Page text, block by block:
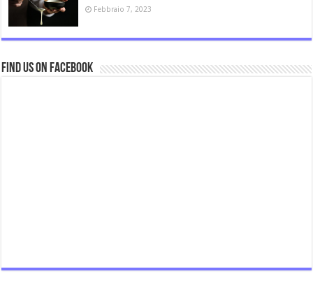
Febbraio 7, 2023
Find us on Facebook